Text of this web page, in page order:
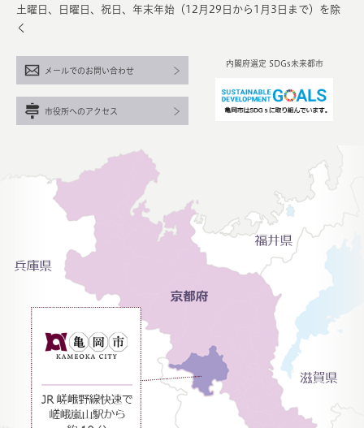
土曜日、日曜日、祝日、年末年始（12月29日から1月3日まで）を除
く
内閣府選定 SDGs未来都市
メールでのお問い合わせ
市役所へのアクセス